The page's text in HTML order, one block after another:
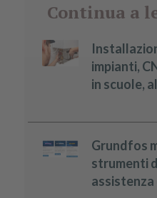
Continua a
impianti,
in scuole,
Grundfos
strumenti
assistenza